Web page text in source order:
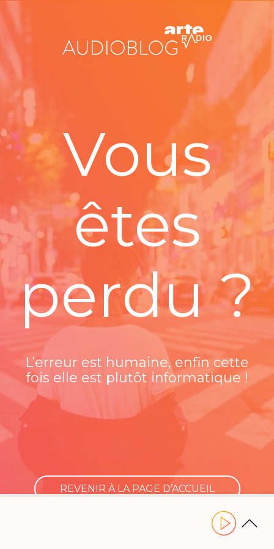
Vous
êtes
perdu ?
L’erreur est humaine, enfin cette
fois elle est plutôt informatique !
REVENIR À LA PAGE D’ACCUEIL